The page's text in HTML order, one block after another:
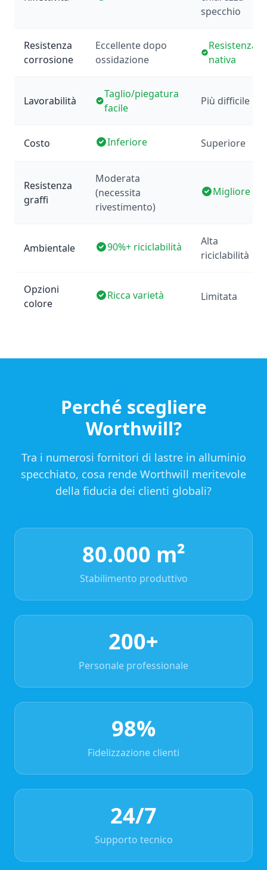
specchio
Resistenza
corrosione
Eccellente dopo
ossidazione
Resistenza
nativa
Lavorabilità
Taglio/piegatura
facile
Più difficile
Costo Inferiore Superiore
Resistenza
graffi
Moderata
(necessita
rivestimento)
Migliore
Ambientale 90%+ riciclabilità
Alta
riciclabilità
Opzioni
colore
Ricca varietà Limitata
Perché scegliere
Worthwill?
Tra i numerosi fornitori di lastre in alluminio
specchiato, cosa rende Worthwill meritevole
della fiducia dei clienti globali?
80.000 m²
Stabilimento produttivo
200+
Personale professionale
98%
Fidelizzazione clienti
24/7
Supporto tecnico